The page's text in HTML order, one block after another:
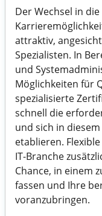
Der Wechsel in
attraktiv,
Spezialisten. In
und
Möglichkeiten für
spezialisierte
schnell die
und sich in
etablieren.
IT-Branche
Chance, in einem
fassen und Ihre
voranzubringen.